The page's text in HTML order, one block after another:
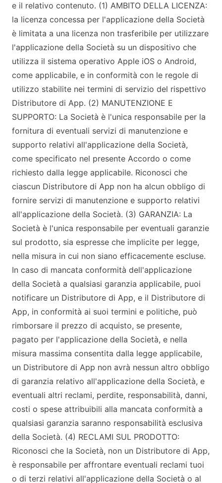
e il relativo contenuto. (1) AMBITO DELLA LICENZA:
la licenza concessa per l'applicazione della Società
è limitata a una licenza non trasferibile per utilizzare
l'applicazione della Società su un dispositivo che
utilizza il sistema operativo Apple iOS o Android,
come applicabile, e in conformità con le regole di
utilizzo stabilite nei termini di servizio del rispettivo
Distributore di App. (2) MANUTENZIONE E
SUPPORTO: La Società è l'unica responsabile per la
fornitura di eventuali servizi di manutenzione e
supporto relativi all'applicazione della Società,
come specificato nel presente Accordo o come
richiesto dalla legge applicabile. Riconosci che
ciascun Distributore di App non ha alcun obbligo di
fornire servizi di manutenzione e supporto relativi
all'applicazione della Società. (3) GARANZIA: La
Società è l'unica responsabile per eventuali garanzie
sul prodotto, sia espresse che implicite per legge,
nella misura in cui non siano efficacemente escluse.
In caso di mancata conformità dell'applicazione
della Società a qualsiasi garanzia applicabile, puoi
notificare un Distributore di App, e il Distributore di
App, in conformità ai suoi termini e politiche, può
rimborsare il prezzo di acquisto, se presente,
pagato per l'applicazione della Società, e nella
misura massima consentita dalla legge applicabile,
un Distributore di App non avrà nessun altro obbligo
di garanzia relativo all'applicazione della Società, e
eventuali altri reclami, perdite, responsabilità, danni,
costi o spese attribuibili alla mancata conformità a
qualsiasi garanzia saranno responsabilità esclusiva
della Società. (4) RECLAMI SUL PRODOTTO:
Riconosci che la Società, non un Distributore di App,
è responsabile per affrontare eventuali reclami tuoi
o di terzi relativi all'applicazione della Società o al